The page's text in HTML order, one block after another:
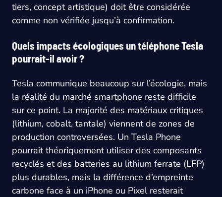
tiers, concept artistique) doit être considérée
comme non vérifiée jusqu’à confirmation.
Quels impacts écologiques un téléphone Tesla
pourrait-il avoir ?
Tesla communique beaucoup sur l’écologie, mais
la réalité du marché smartphone reste difficile
sur ce point. La majorité des matériaux critiques
(lithium, cobalt, tantale) viennent de zones de
production controversées. Un Tesla Phone
pourrait théoriquement utiliser des composants
recyclés et des batteries au lithium ferrate (LFP)
plus durables, mais la différence d’empreinte
carbone face à un iPhone ou Pixel resterait